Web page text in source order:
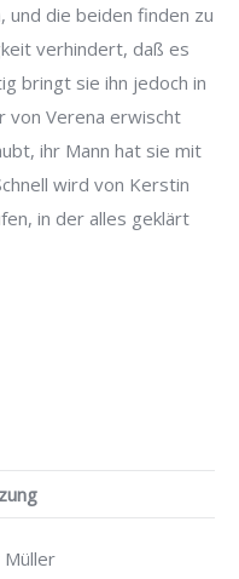
und die beiden finden zu
verhindert, daß es
bringt sie ihn jedoch in
von Verena erwischt
ihr Mann hat sie mit
wird von Kerstin
in der alles geklärt
Müller